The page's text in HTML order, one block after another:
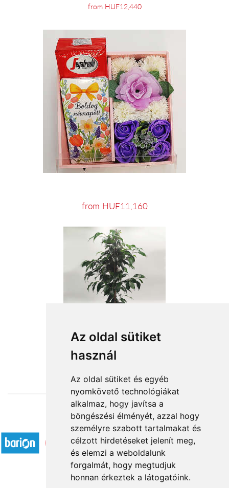
Az oldal sütiket
használ
Az oldal sütiket és egyéb
nyomkövető technológiákat
alkalmaz, hogy javítsa a
böngészési élményét, azzal hogy
személyre szabott tartalmakat és
célzott hirdetéseket jelenít meg,
és elemzi a weboldalunk
forgalmát, hogy megtudjuk
honnan érkeztek a látogatóink.
from HUF12,440
from HUF11,160
from HUF12,960
Accepted payment methods